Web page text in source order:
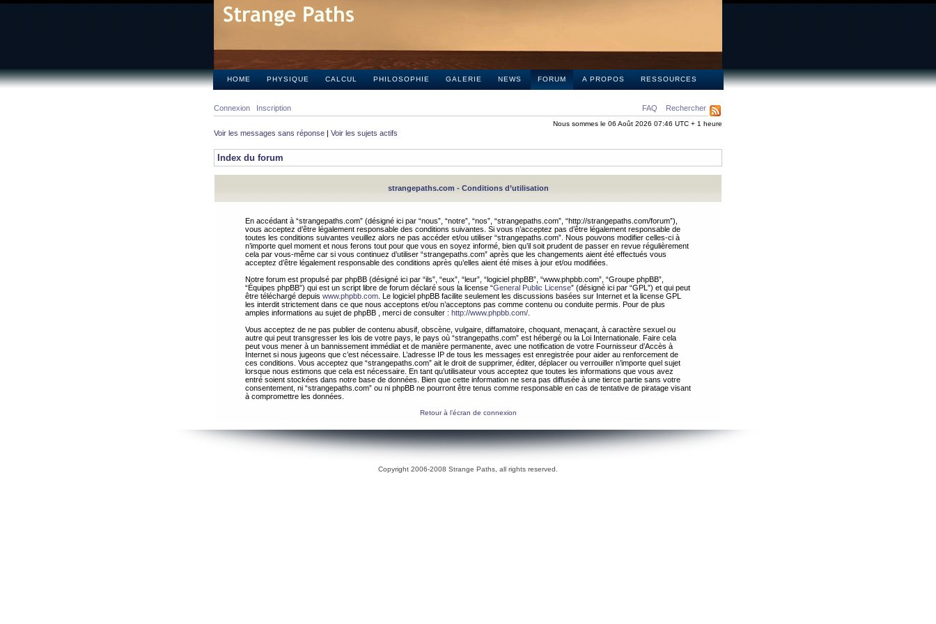
HOME PHYSIQUE CALCUL PHILOSOPHIE GALERIE NEWS FORUM A PROPOS RESSOURCES
FAQ Rechercher
Connexion Inscription
Nous sommes le 06 Août 2026 07:46 UTC + 1 heure
Voir les messages sans réponse | Voir les sujets actifs
Index du forum
strangepaths.com - Conditions d’utilisation
En accédant à “strangepaths.com” (désigné ici par “nous”, “notre”, “nos”, “strangepaths.com”, “http://strangepaths.com/forum”),
vous acceptez d’être légalement responsable des conditions suivantes. Si vous n’acceptez pas d’être légalement responsable de
toutes les conditions suivantes veuillez alors ne pas accéder et/ou utiliser “strangepaths.com”. Nous pouvons modifier celles-ci à
n’importe quel moment et nous ferons tout pour que vous en soyez informé, bien qu’il soit prudent de passer en revue régulièrement
cela par vous-même car si vous continuez d’utiliser “strangepaths.com” après que les changements aient été effectués vous
acceptez d’être légalement responsable des conditions après qu’elles aient été mises à jour et/ou modifiées.
Notre forum est propulsé par phpBB (désigné ici par “ils”, “eux”, “leur”, “logiciel phpBB”, “www.phpbb.com”, “Groupe phpBB”,
“Équipes phpBB”) qui est un script libre de forum déclaré sous la license “General Public License” (désigné ici par “GPL”) et qui peut
être téléchargé depuis www.phpbb.com . Le logiciel phpBB facilite seulement les discussions basées sur Internet et la license GPL
les interdit strictement dans ce que nous acceptons et/ou n’acceptons pas comme contenu ou conduite permis. Pour de plus
amples informations au sujet de phpBB , merci de consulter : http://www.phpbb.com/
Vous acceptez de ne pas publier de contenu abusif, obscène, vulgaire, diffamatoire, choquant, menaçant, à caractère sexuel ou
autre qui peut transgresser les lois de votre pays, le pays où “strangepaths.com” est hébergé ou la Loi Internationale. Faire cela
peut vous mener à un bannissement immédiat et de manière permanente, avec une notification de votre Fournisseur d’Accès à
Internet si nous jugeons que c’est nécessaire. L’adresse IP de tous les messages est enregistrée pour aider au renforcement de
ces conditions. Vous acceptez que “strangepaths.com” ait le droit de supprimer, éditer, déplacer ou verrouiller n’importe quel sujet
lorsque nous estimons que cela est nécessaire. En tant qu’utilisateur vous acceptez que toutes les informations que vous avez
entré soient stockées dans notre base de données. Bien que cette information ne sera pas diffusée à une tierce partie sans votre
consentement, ni “strangepaths.com” ou ni phpBB ne pourront être tenus comme responsable en cas de tentative de piratage visant
à compromettre les données.
Retour à l’écran de connexion
Copyright 2006-2008 Strange Paths, all rights reserved.